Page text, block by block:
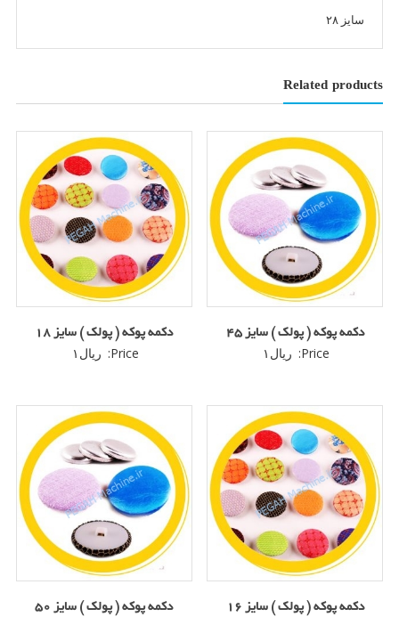
سایز ۲۸
Related products
دکمه پوکه ( پولک ) سایز ۴۵
Price: ریال ۱
دکمه پوکه ( پولک ) سایز ۱۸
Price: ریال ۱
دکمه پوکه ( پولک ) سایز ۱۶ دکمه پوکه ( پولک ) سایز ۵۰